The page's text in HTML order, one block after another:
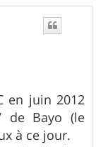
u
en juin 2012
de Bayo (le
à ce jour.